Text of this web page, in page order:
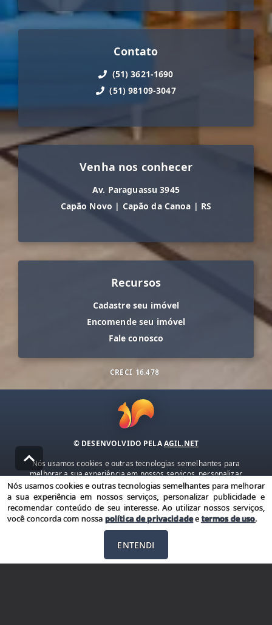
Contato
(51) 3621-1690
(51) 98109-3047
Venha nos conhecer
Av. Paraguassu 3945
Capão Novo | Capão da Canoa | RS
Recursos
Cadastre seu imóvel
Encomende seu imóvel
Fale conosco
CRECI 16.478
© DESENVOLVIDO PELAAGIL.NET
Nós usamos cookies e outras tecnologias semelhantes para
melhorar a sua experiência em nossos serviços, personalizar
publicidade e recomendar conteúdo de seu interesse. Ao utilizar
nossos serviços, você concorda com nossa política de privacidade e
termos de uso.
Política de Privacidade Termos de uso
Nós usamos cookies e outras tecnologias semelhantes para melhorar
a sua experiência em nossos serviços, personalizar publicidade e
recomendar conteúdo de seu interesse. Ao utilizar nossos serviços,
você concorda com nossa política de privacidadeetermos de uso.
ENTENDI